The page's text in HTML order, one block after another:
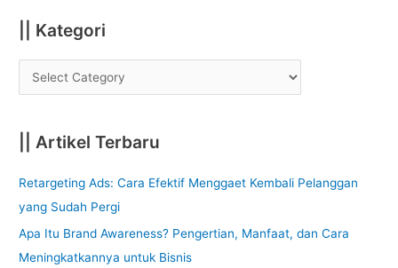
|| Kategori
|| Artikel Terbaru
Retargeting Ads: Cara Efektif Menggaet Kembali Pelanggan
yang Sudah Pergi
Apa Itu Brand Awareness? Pengertian, Manfaat, dan Cara
Meningkatkannya untuk Bisnis